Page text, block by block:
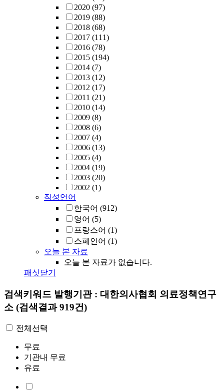
2020 (97)
2019 (88)
2018 (68)
2017 (111)
2016 (78)
2015 (194)
2014 (7)
2013 (12)
2012 (17)
2011 (21)
2010 (14)
2009 (8)
2008 (6)
2007 (4)
2006 (13)
2005 (4)
2004 (19)
2003 (20)
2002 (1)
작성언어
한국어 (912)
영어 (5)
프랑스어 (1)
스페인어 (1)
오늘 본 자료
오늘 본 자료가 없습니다.
패싯닫기
검색키워드 발행기관 : 대한의사협회 의료정책연구
소 (검색결과 919건)
전체선택
무료
기관내 무료
유료